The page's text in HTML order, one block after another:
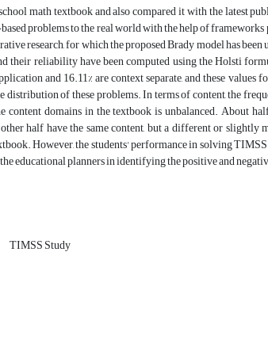
math textbook and also compared it with the latest
problems to the real world with the help of
research, for which the proposed Brady model has been
their reliability have been computed using the Holsti
and 16.11% are context separate, and these
distribution of these problems. In terms of content, the
content domains in the textbook is unbalanced. About
half have the same content, but a different or slightly
However, the students' performance in solving
educational planners in identifying the positive and
TIMSS Study